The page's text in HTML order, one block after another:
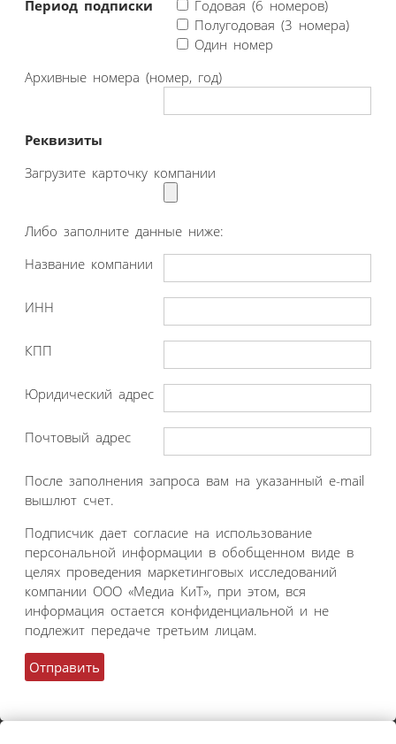
Период подписки
Годовая (6 номеров)
Полугодовая (3 номера)
Один номер
Архивные номера (номер, год)
Реквизиты
Загрузите карточку компании
Либо заполните данные ниже:
Название компании
ИНН
КПП
Юридический адрес
Почтовый адрес
После заполнения запроса вам на указанный e-mail
вышлют счет.
Подписчик дает согласие на использование
персональной информации в обобщенном виде в
целях проведения маркетинговых исследований
компании ООО «Медиа КиТ», при этом, вся
информация остается конфиденциальной и не
подлежит передаче третьим лицам.